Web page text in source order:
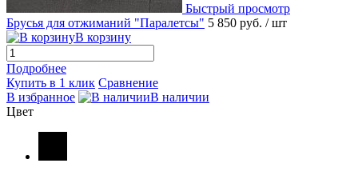
Быстрый просмотр
Брусья для отжиманий "Паралетсы" 5 850 руб. / шт
В корзину
Подробнее
Купить в 1 клик Сравнение
В избранное
В наличии
Цвет